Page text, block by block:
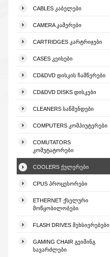
CABLES ᲙᲐᲑᲔᲚᲔᲑᲘ
CAMERA ᲙᲐᲛᲔᲠᲔᲑᲘ
CARTRIDGES ᲙᲐᲠᲢᲠᲘᲯᲔᲑᲘ
CASES ᲙᲔᲘᲡᲔᲑᲘ
CD&DVD ᲓᲘᲡᲙᲘᲡ ᲩᲐᲛᲬᲔᲠᲔᲑᲘ
CD&DVD DISKS ᲓᲘᲡᲙᲔᲑᲘ
CLEANERS ᲡᲐᲬᲛᲔᲜᲓᲔᲑᲘ
COMPUTERS ᲙᲝᲛᲞᲘᲣᲢᲔᲠᲔᲑᲘ
COMUTATORS
ᲙᲝᲛᲣᲢᲐᲢᲝᲠᲔᲑᲘ
COOLERS ᲥᲣᲚᲔᲠᲔᲑᲘ
CPUS ᲞᲠᲝᲪᲔᲡᲝᲠᲔᲑᲘ
ETHERNET ᲥᲡᲔᲚᲣᲠᲘ
ᲛᲝᲬᲧᲝᲑᲘᲚᲝᲑᲔᲑᲘ
FLASH DRIVES ᲛᲔᲮᲡᲘᲔᲠᲔᲑᲔᲑᲘ
GAMING CHAIR ᲒᲔᲘᲛᲘᲜᲒ
ᲡᲐᲕᲐᲠᲫᲚᲔᲑᲘ